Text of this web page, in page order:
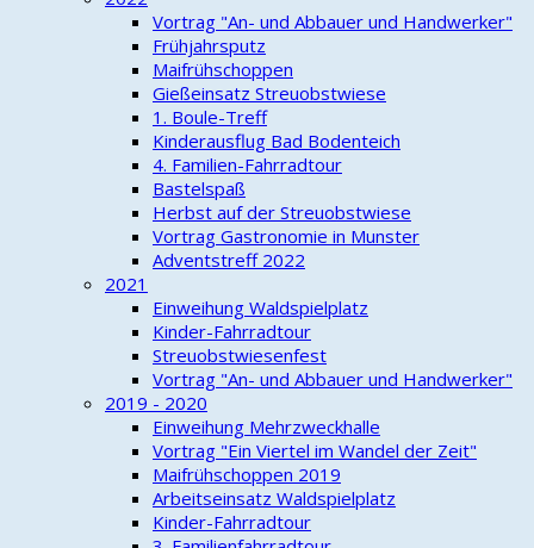
Vortrag "An- und Abbauer und Handwerker"
Frühjahrsputz
Maifrühschoppen
Gießeinsatz Streuobstwiese
1. Boule-Treff
Kinderausflug Bad Bodenteich
4. Familien-Fahrradtour
Bastelspaß
Herbst auf der Streuobstwiese
Vortrag Gastronomie in Munster
Adventstreff 2022
2021
Einweihung Waldspielplatz
Kinder-Fahrradtour
Streuobstwiesenfest
Vortrag "An- und Abbauer und Handwerker"
2019 - 2020
Einweihung Mehrzweckhalle
Vortrag "Ein Viertel im Wandel der Zeit"
Maifrühschoppen 2019
Arbeitseinsatz Waldspielplatz
Kinder-Fahrradtour